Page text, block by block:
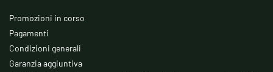
Promozioni in corso
Pagamenti
Condizioni generali
Garanzia aggiuntiva